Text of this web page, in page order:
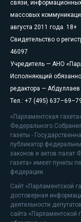
связи,
массовых
августа 2011 года. 18+
Свидетельство о
46097
Учредитель — АНО
Исполняющий
редактора —
Тел.: +7 (495)
«Парламентская
Федерального
газеты -
публикатор
законов и актов палат
газета» имеет пункты
федерации.
Сайт «Парламентской
достоверная
деятельности
сайта «Парламентской